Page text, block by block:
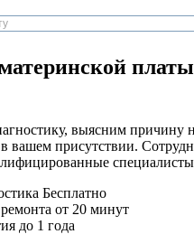
выясним причину
вашем присутствии.
Бесплатно
от 20 минут
до 1 года